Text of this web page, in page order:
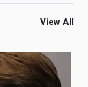
View All